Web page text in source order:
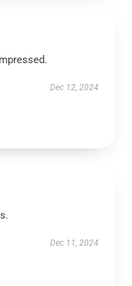
Dec 12, 2024
Dec 11, 2024